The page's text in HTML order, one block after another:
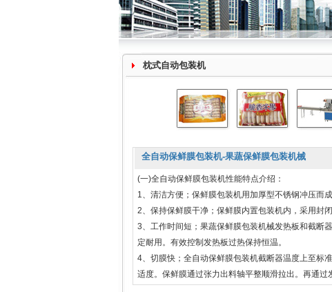
枕式自动包装机
全自动保鲜膜包装机-果蔬保鲜膜包装机械
(一)全自动保鲜膜包装机性能特点介绍：
1、清洁方便；保鲜膜包装机用加厚型不锈钢冲压而
2、保持保鲜膜干净；保鲜膜内置包装机内，采用封
3、工作时间短；果蔬保鲜膜包装机械发热板和截断
定耐用。有效控制发热板过热保持恒温。
4、切膜快；全自动保鲜膜包装机截断器温度上至标
适度。保鲜膜通过张力出料轴平整顺滑拉出。再通过